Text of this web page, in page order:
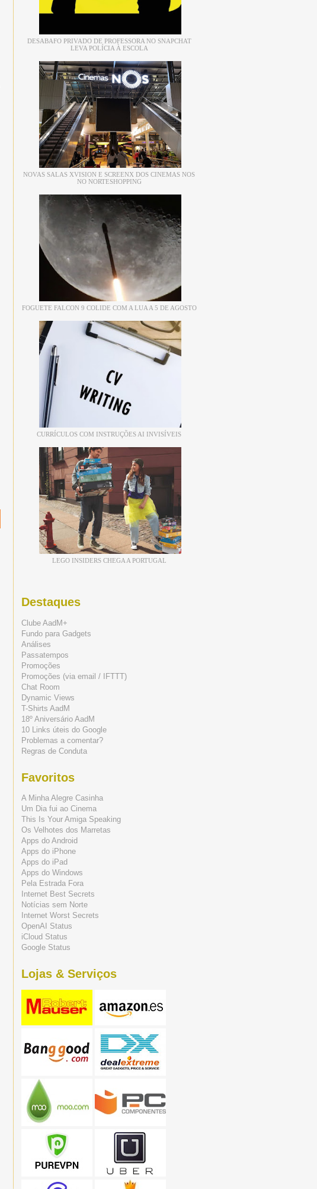
DESABAFO PRIVADO DE PROFESSORA NO SNAPCHAT
LEVA POLÍCIA À ESCOLA
NOVAS SALAS XVISION E SCREENX DOS CINEMAS NOS
NO NORTESHOPPING
FOGUETE FALCON 9 COLIDE COM A LUA A 5 DE AGOSTO
CURRÍCULOS COM INSTRUÇÕES AI INVISÍVEIS
LEGO INSIDERS CHEGA A PORTUGAL
Destaques
Clube AadM+
Fundo para Gadgets
Análises
Passatempos
Promoções
Promoções (via email / IFTTT)
Chat Room
Dynamic Views
T-Shirts AadM
18º Aniversário AadM
10 Links úteis do Google
Problemas a comentar?
Regras de Conduta
Favoritos
A Minha Alegre Casinha
Um Dia fui ao Cinema
This Is Your Amiga Speaking
Os Velhotes dos Marretas
Apps do Android
Apps do iPhone
Apps do iPad
Apps do Windows
Pela Estrada Fora
Internet Best Secrets
Notícias sem Norte
Internet Worst Secrets
OpenAI Status
iCloud Status
Google Status
Lojas & Serviços